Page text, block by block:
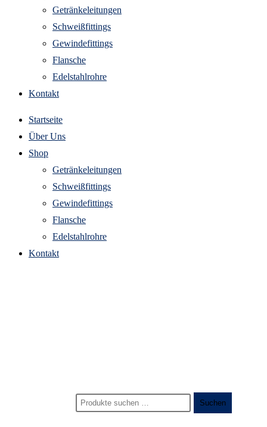
Getränkeleitungen
Schweißfittings
Gewindefittings
Flansche
Edelstahlrohre
Kontakt
Startseite
Über Uns
Shop
Getränkeleitungen
Schweißfittings
Gewindefittings
Flansche
Edelstahlrohre
Kontakt
Suchen